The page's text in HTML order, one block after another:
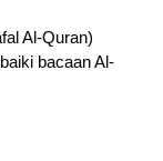
Al-Quran)
bacaan Al-